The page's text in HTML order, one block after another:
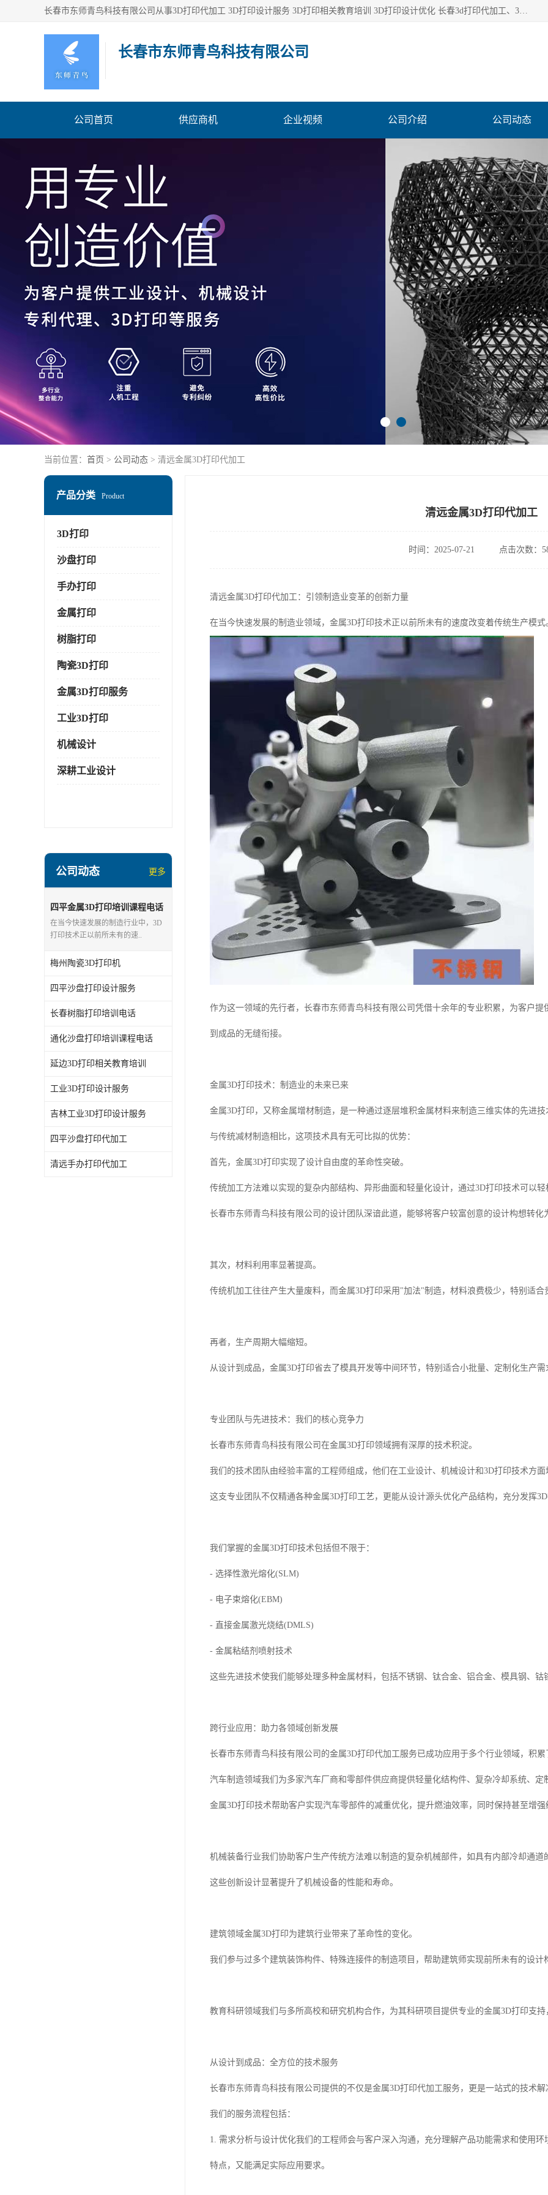
长春市东师青鸟科技有限公司从事3D打印代加工 3D打印设计服务 3D打印相关教育培训 3D打印设计优化 长春3d打印代加工、3D打印代加工及设计服务、3D打印相关教育培训、专利代理及优化、3D打印上下游技术服务，深耕工业设计、机械设计、3D打印多年年，拥有多项技术，辅助数十位客户完成自己的发明及实用新型专利。
长春市东师青鸟科技有限公司
公司首页 供应商机 企业视频 公司介绍 公司动态
当前位置： 首页 > 公司动态 > 清远金属3D打印代加工
产品分类 Product
3D打印
沙盘打印
手办打印
金属打印
树脂打印
陶瓷3D打印
金属3D打印服务
工业3D打印
机械设计
深耕工业设计
公司动态 更多
四平金属3D打印培训课程电话
在当今快速发展的制造行业中，3D
打印技术正以前所未有的速..
梅州陶瓷3D打印机
四平沙盘打印设计服务
长春树脂打印培训电话
通化沙盘打印培训课程电话
延边3D打印相关教育培训
工业3D打印设计服务
吉林工业3D打印设计服务
四平沙盘打印代加工
清远手办打印代加工
清远金属3D打印代加工
时间：2025-07-21 点击次数：
清远金属3D打印代加工：引领制造业变革的创新力量
在当今快速发展的制造业领域，金属3D打印技术正以前所未有的速度改变着传统生产模式
作为这一领域的先行者，长春市东师青鸟科技有限公司凭借十余年的专业积累，为客户
到成品的无缝衔接。
金属3D打印技术：制造业的未来已来
金属3D打印，又称金属增材制造，是一种通过逐层堆积金属材料来制造三维实体的先进技
与传统减材制造相比，这项技术具有无可比拟的优势：
首先，金属3D打印实现了设计自由度的革命性突破。
传统加工方法难以实现的复杂内部结构、异形曲面和轻量化设计，通过3D打印技术可以轻
长春市东师青鸟科技有限公司的设计团队深谙此道，能够将客户较富创意的设计构想转化
其次，材料利用率显著提高。
传统机加工往往产生大量废料，而金属3D打印采用"加法"制造，材料浪费极少，特别适
再者，生产周期大幅缩短。
从设计到成品，金属3D打印省去了模具开发等中间环节，特别适合小批量、定制化生产
专业团队与先进技术：我们的核心竞争力
长春市东师青鸟科技有限公司在金属3D打印领域拥有深厚的技术积淀。
我们的技术团队由经验丰富的工程师组成，他们在工业设计、机械设计和3D打印技术方
这支专业团队不仅精通各种金属3D打印工艺，更能从设计源头优化产品结构，充分发挥
我们掌握的金属3D打印技术包括但不限于：
- 选择性激光熔化(SLM)
- 电子束熔化(EBM)
- 直接金属激光烧结(DMLS)
- 金属粘结剂喷射技术
这些先进技术使我们能够处理多种金属材料，包括不锈钢、钛合金、铝合金、模具钢、
跨行业应用：助力各领域创新发展
长春市东师青鸟科技有限公司的金属3D打印代加工服务已成功应用于多个行业领域，积
汽车制造领域我们为多家汽车厂商和零部件供应商提供轻量化结构件、复杂冷却系统、定
金属3D打印技术帮助客户实现汽车零部件的减重优化，提升燃油效率，同时保持甚至增强
机械装备行业我们协助客户生产传统方法难以制造的复杂机械部件，如具有内部冷却通
这些创新设计显著提升了机械设备的性能和寿命。
建筑领域金属3D打印为建筑行业带来了革命性的变化。
我们参与过多个建筑装饰构件、特殊连接件的制造项目，帮助建筑师实现前所未有的设计
教育科研领域我们与多所高校和研究机构合作，为其科研项目提供专业的金属3D打印支
从设计到成品：全方位的技术服务
长春市东师青鸟科技有限公司提供的不仅是金属3D打印代加工服务，更是一站式的技术解
我们的服务流程包括：
1. 需求分析与设计优化我们的工程师会与客户深入沟通，充分理解产品功能需求和使用
特点，又能满足实际应用要求。